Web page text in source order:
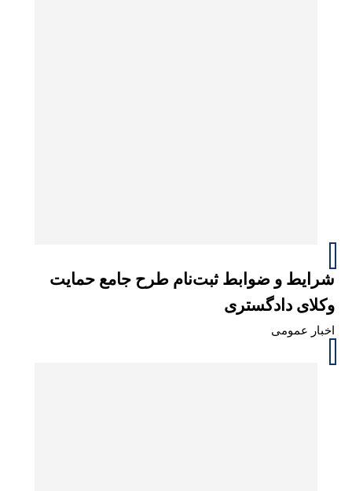
شرایط و ضوابط ثبت‌نام طرح جامع حمایت
وکلای دادگستری
اخبار عمومی